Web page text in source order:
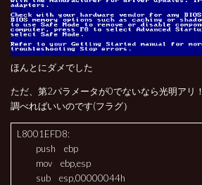
ほんとにダメでした
ただ、第2パラメータが0でないなら光明アリ！
調べればいいのです(フラグ）
L8001EFD8:
push ebp
mov ebp,esp
sub esp,00000044h